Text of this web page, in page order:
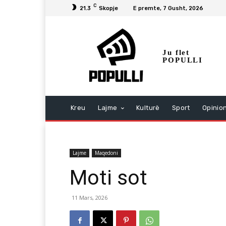
21.3 C Skopje E premte, 7 Gusht, 2026
Ju flet
POPULLI
Kreu Lajme Kulturë Sport
Lajme Maqedoni
Moti sot
11 Mars, 2026